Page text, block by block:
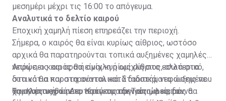
μεσημέρι μέχρι τις 16:00 το απόγευμα.
Αναλυτικά το δελτίο καιρού
Εποχική χαμηλή πίεση επηρεάζει την περιοχή.
Σήμερα, ο καιρός θα είναι κυρίως αίθριος, ωστόσο
αρχικά θα παρατηρούνται τοπικά αυξημένες χαμηλές
νεφώσεις και αραιή ομίχλη ή ομίχλη στο εσωτερικό,
στα νότια και στα ανατολικά. Σταδιακά, νεφώσεις που
θα αναπτυχθούν το απόγευμα δεν αποκλείεται να
Απόψε, ο καιρός θα είναι κυρίως αίθριος, αλλά στα
δυτικά θα παρατηρούνται κατά διαστήματα αυξημένες
χαμηλές νεφώσεις. Κατά τις αυγινές ώρες, δεν
Την Κυριακή, τη Δευτέρα και την Τρίτη, ο καιρός θα